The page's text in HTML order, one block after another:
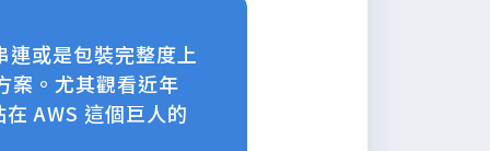
或是包裝完整度上
案。尤其觀看近年
AWS 這個巨人的